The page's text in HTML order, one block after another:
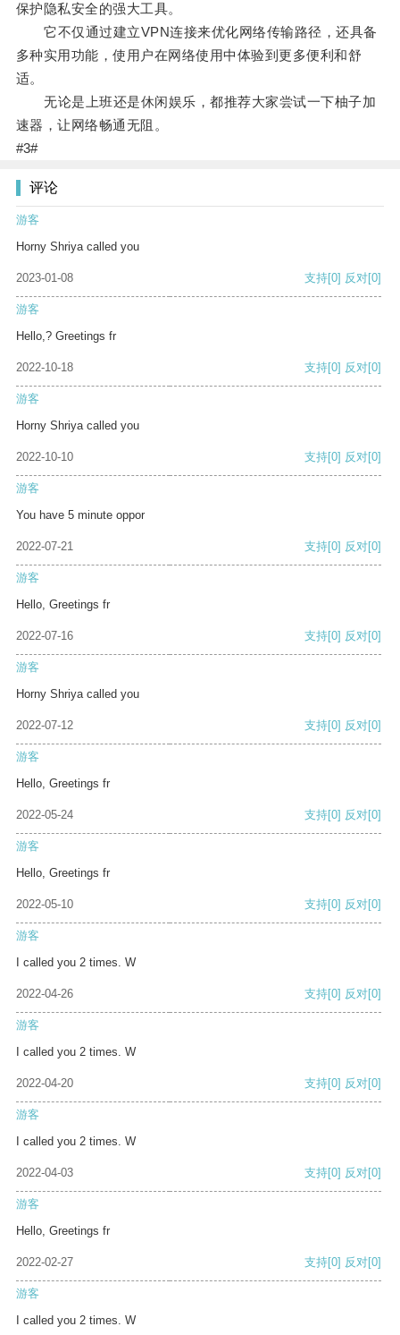
保护隐私安全的强大工具。
它不仅通过建立VPN连接来优化网络传输路径，还具备
多种实用功能，使用户在网络使用中体验到更多便利和舒
适。
无论是上班还是休闲娱乐，都推荐大家尝试一下柚子加
速器，让网络畅通无阻。
#3#
评论
游客
Horny Shriya called you
2023-01-08 支持[0] 反对[0]
游客
Hello,? Greetings fr
2022-10-18 支持[0] 反对[0]
游客
Horny Shriya called you
2022-10-10 支持[0] 反对[0]
游客
You have 5 minute oppor
2022-07-21 支持[0] 反对[0]
游客
Hello, Greetings fr
2022-07-16 支持[0] 反对[0]
游客
Horny Shriya called you
2022-07-12 支持[0] 反对[0]
游客
Hello, Greetings fr
2022-05-24 支持[0] 反对[0]
游客
Hello, Greetings fr
2022-05-10 支持[0] 反对[0]
游客
I called you 2 times. W
2022-04-26 支持[0] 反对[0]
游客
I called you 2 times. W
2022-04-20 支持[0] 反对[0]
游客
I called you 2 times. W
2022-04-03 支持[0] 反对[0]
游客
Hello, Greetings fr
2022-02-27 支持[0] 反对[0]
游客
I called you 2 times. W